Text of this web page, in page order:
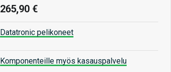
265,90 €
Datatronic pelikoneet
Komponenteille myös kasauspalvelu